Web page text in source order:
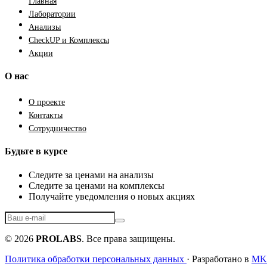
Лаборатории
Анализы
CheckUP и Комплексы
Акции
О нас
О проекте
Контакты
Сотрудничество
Будьте в курсе
Следите за ценами на анализы
Следите за ценами на комплексы
Получайте уведомления о новых акциях
© 2026 PROLABS. Все права защищены.
Политика обработки персональных данных · Разработано в